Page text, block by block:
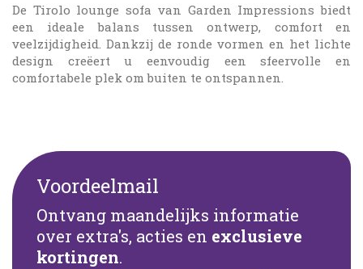
De Tirolo lounge sofa van Garden Impressions biedt
een ideale balans tussen ontwerp, comfort en
veelzijdigheid. Dankzij de ronde vormen en het lichte
design creëert u eenvoudig een sfeervolle en
comfortabele plek om buiten te ontspannen.
Voordeelmail
Ontvang maandelijks informatie
over extra's, acties en exclusieve
kortingen.